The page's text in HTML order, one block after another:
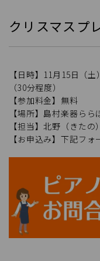
クリスマスプ
【日時】11月15日（
（30分程度）
【参加料金】無料
【場所】島村楽器ら
【担当】北野（きたの）
【お申込み】下記フ